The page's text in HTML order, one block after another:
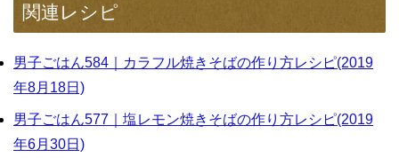
関連レシピ
男子ごはん584｜カラフル焼きそばの作り方レシピ(2019
年8月18日)
男子ごはん577｜塩レモン焼きそばの作り方レシピ(2019
年6月30日)